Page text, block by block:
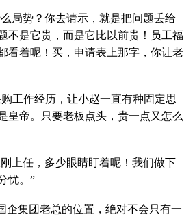
局势？你去请示，就是把问题丢给
不是它贵，而是它比以前贵！员工福
看着呢！买，申请表上那字，你让老
工作经历，让小赵一直有种固定思
皇帝。只要老板点头，贵一点又怎么
上任，多少眼睛盯着呢！我们做下
忧。”
企集团老总的位置，绝对不会只有一